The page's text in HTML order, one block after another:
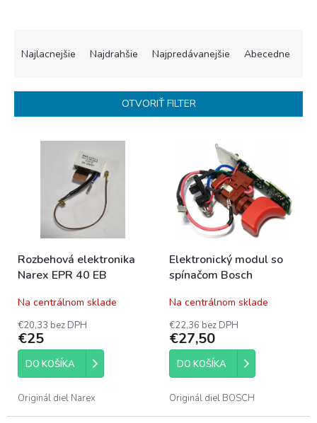
i
o
v
Najlacnejšie Najdrahšie Najpredávanejšie Abecedne
OTVORIŤ FILTER
d
u
t
o
v
Rozbehová elektronika
Narex EPR 40 EB
Na centrálnom sklade
€20,33 bez DPH
€25
DO KOŠÍKA
Originál diel Narex
Elektronický modul so
spínačom Bosch
Na centrálnom sklade
€22,36 bez DPH
€27,50
DO KOŠÍKA
Originál diel BOSCH